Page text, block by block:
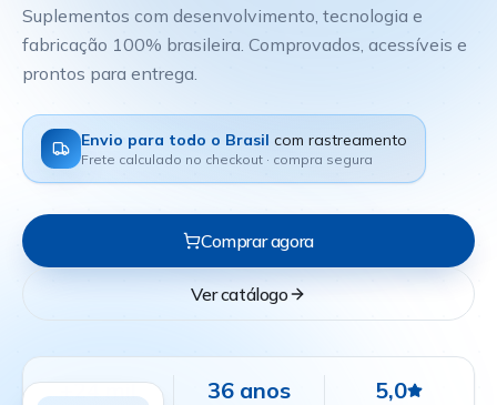
Suplementos com desenvolvimento, tecnologia e
fabricação 100% brasileira. Comprovados, acessíveis e
prontos para entrega.
Envio para todo o Brasil com rastreamento
Frete calculado no checkout · compra segura
Comprar agora
Ver catálogo
+24 mil 36 anos 5,0